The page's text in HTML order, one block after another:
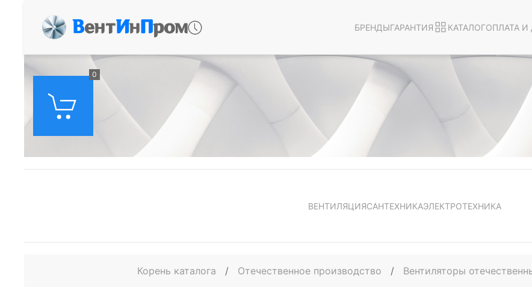
ВентИнПром БРЕНДЫГАРАНТИЯ КАТАЛОГОПЛАТА И
0
ВЕНТИЛЯЦИЯСАНТЕХНИКАЭЛЕКТРОТЕХНИКА
Корень каталога / Отечественное производство / Вентиляторы